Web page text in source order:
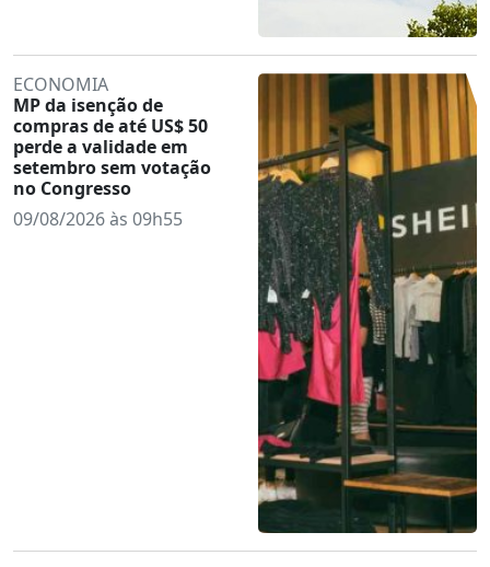
ECONOMIA
MP da isenção de
compras de até US$ 50
perde a validade em
setembro sem votação
no Congresso
09/08/2026 às 09h55